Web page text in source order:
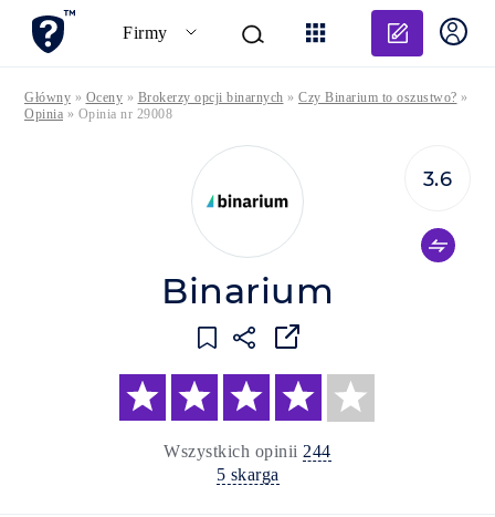
Firmy
Dodaj
Główny » Oceny » Brokerzy opcji binarnych » Czy Binarium to oszustwo? »
Opinia » Opinia nr 29008
Binarium
Wszystkich opinii 244
5 skarga
3.6